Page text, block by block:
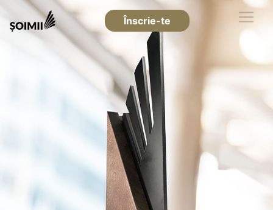
Înscrie-te